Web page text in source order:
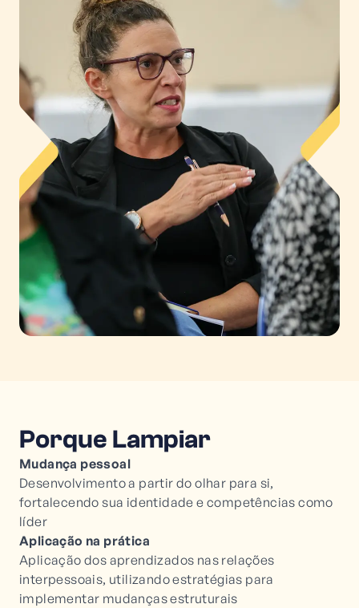
Porque Lampiar
Mudança pessoal
Desenvolvimento a partir do olhar para si,
fortalecendo sua identidade e competências como
líder
Aplicação na prática
Aplicação dos aprendizados nas relações
interpessoais, utilizando estratégias para
implementar mudanças estruturais